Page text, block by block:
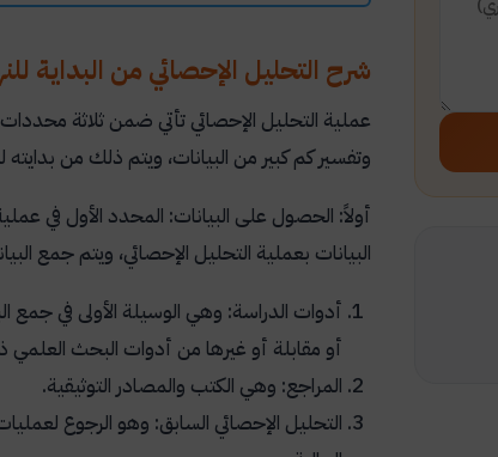
شرح التحليل الإحصائي من البداية
عملية التحليل الإحصائي تأتي ضمن ثلاثة
وتفسير كم كبير من البيانات، ويتم ذلك من بدايته
أولاً: الحصول على البيانات: المحدد الأول في
البيانات بعملية التحليل الإحصائي، ويتم جمع
أدوات الدراسة: وهي الوسيلة الأولى في جمع
أو مقابلة أو غيرها من أدوات البحث العلمي
المراجع: وهي الكتب والمصادر التوثيقية.
التحليل الإحصائي السابق: وهو الرجوع